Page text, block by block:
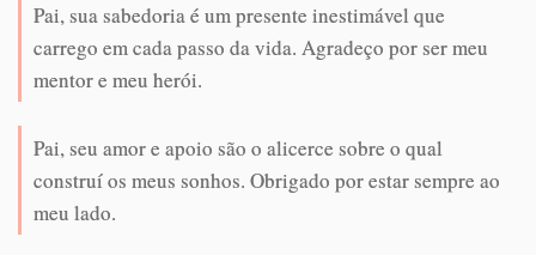
Pai, sua sabedoria é um presente inestimável que
carrego em cada passo da vida. Agradeço por ser meu
mentor e meu herói.
Pai, seu amor e apoio são o alicerce sobre o qual
construí os meus sonhos. Obrigado por estar sempre ao
meu lado.